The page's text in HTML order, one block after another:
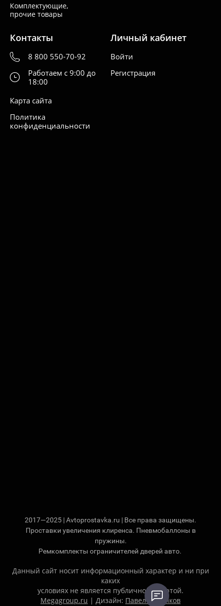
Комплектующие,
прочие товары
Контакты
8 800 550-70-92
Работаем с 9:00 до
18:00
Карта сайта
Политика
конфиденциальности
Личный кабинет
Войти
Регистрация
2017—2025 | Avtoprostavka.ru | Все права защищены.
Проставки увеличения клиренса. Пневмобаллоны в
пружины.
Ремкомплекты ограничителей дверей авто.
Данный сайт носит информационный характер и ни при
каких
условиях не является публичной офертой.
Megagroup.ru | Дизайн: Павел Ситников